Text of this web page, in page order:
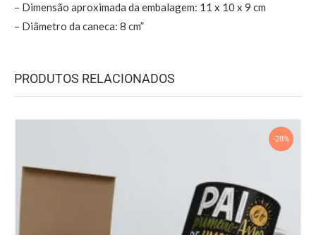
– Dimensão aproximada da embalagem: 11 x 10 x 9 cm
– Diâmetro da caneca: 8 cm”
PRODUTOS RELACIONADOS
-28%